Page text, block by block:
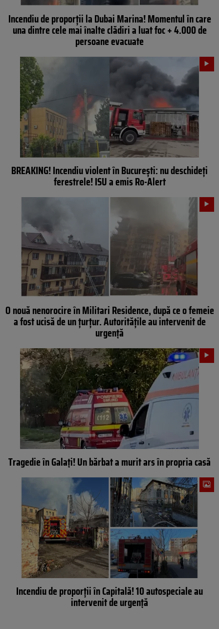
Incendiu de proporții la Dubai Marina! Momentul în care
una dintre cele mai înalte clădiri a luat foc + 4.000 de
persoane evacuate
BREAKING! Incendiu violent în București: nu deschideți
ferestrele! ISU a emis Ro-Alert
O nouă nenorocire în Militari Residence, după ce o femeie
a fost ucisă de un țurțur. Autoritățile au intervenit de
urgență
Tragedie în Galați! Un bărbat a murit ars în propria casă
Incendiu de proporții în Capitală! 10 autospeciale au
intervenit de urgență